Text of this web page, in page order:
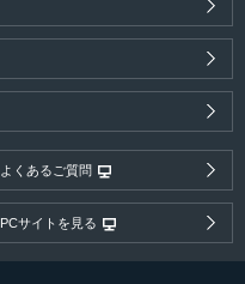
よくあるご質問
PCサイトを見る